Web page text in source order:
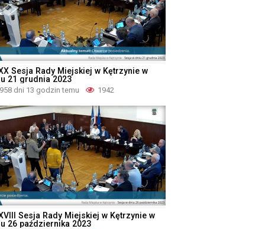
Sesja Rady Miejskiej w Kętrzynie w
21 grudnia 2023
958 dni 13 godzin temu 1942
Sesja Rady Miejskiej w Kętrzynie w
26 października 2023